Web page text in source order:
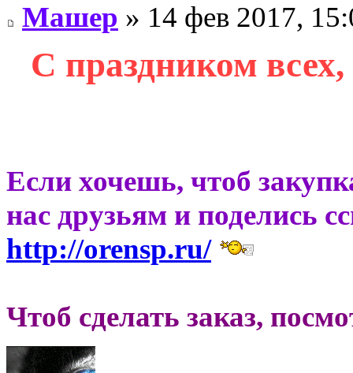
Машер » 14 фев 2017,
С праздником
Если хочешь, чтоб
нас друзьям и поделись
http://orensp.ru/
Чтоб сделать заказ,